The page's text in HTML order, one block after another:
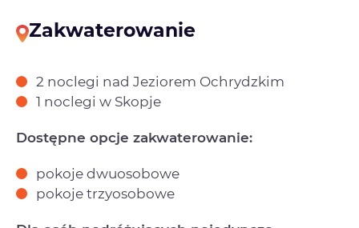
Zakwaterowanie
2 noclegi nad Jeziorem Ochrydzkim
1 noclegi w Skopje
Dostępne opcje zakwaterowanie:
pokoje dwuosobowe
pokoje trzyosobowe